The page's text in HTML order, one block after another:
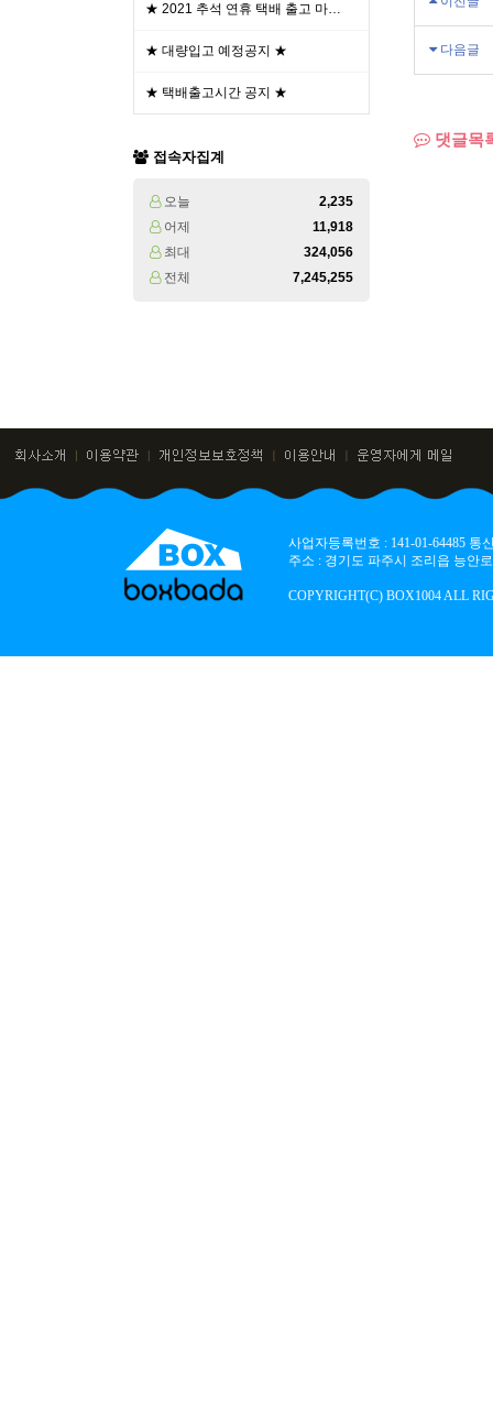
★ 2021 추석 연휴 택배 출고 마…
★ 대량입고 예정공지 ★
★ 택배출고시간 공지 ★
접속자집계
오늘
2,235
어제
11,918
최대
324,056
전체
7,245,255
다음글
댓글목
사업자등록번호 : 141-01-64485
주소 : 경기도 파주시 조리읍 능안
COPYRIGHT(C) BOX1004 ALL